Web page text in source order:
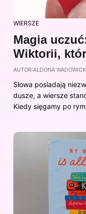
WIERSZE
Magia
Wiktorii,
AUTOR:ALDONA
Słowa posiadają
dusze, a wiersze
Kiedy sięgamy po